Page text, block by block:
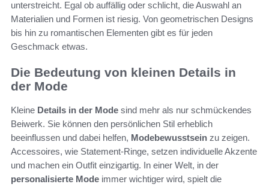
unterstreicht. Egal ob auffällig oder schlicht, die Auswahl an
Materialien und Formen ist riesig. Von geometrischen Designs
bis hin zu romantischen Elementen gibt es für jeden
Geschmack etwas.
Die Bedeutung von kleinen Details in
der Mode
Kleine Details in der Mode sind mehr als nur schmückendes
Beiwerk. Sie können den persönlichen Stil erheblich
beeinflussen und dabei helfen, Modebewusstsein zu zeigen.
Accessoires, wie Statement-Ringe, setzen individuelle Akzente
und machen ein Outfit einzigartig. In einer Welt, in der
personalisierte Mode immer wichtiger wird, spielt die